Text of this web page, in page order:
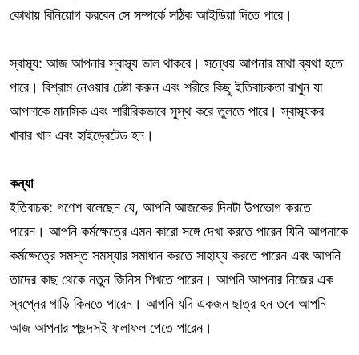
কোথায় বিনিয়োগ করবেন সে সম্পর্কে সঠিক আইডিয়া দিতে পারে।
স্বাস্থ্য: আজ আপনার স্বাস্থ্য ভাল থাকবে। সন্ধেয় আপনার মাথা ব্যথা হতে
পারে। বিশ্রাম নেওয়ার চেষ্টা করুন এবং শরীরে কিছু ইতিবাচকতা রাখুন যা
আপনাকে মানসিক এবং শারীরিকভাবে সুস্থ করে তুলতে পারে। স্বাস্থ্যকর
খাবার খান এবং হাইড্রেটেড হন।
কন্যা
ইতিবাচক: গণেশ বলেছেন যে, আপনি আজকের দিনটা উপভোগ করতে
পারেন। আপনি কর্মক্ষেত্রে এমন কারো সঙ্গে দেখা করতে পারেন যিনি আপনাকে
কর্মক্ষেত্রে সমস্ত সমস্যার সমাধান করতে সাহায্য করতে পারেন এবং আপনি
তাদের কাছ থেকে নতুন জিনিস শিখতে পারেন। আপনি আপনার নিজের এক
স্বপ্নের গাড়ি কিনতে পারেন। আপনি যদি একজন ছাত্র হন তবে আপনি
আজ আপনার পছন্দসই ফলাফল পেতে পারেন।